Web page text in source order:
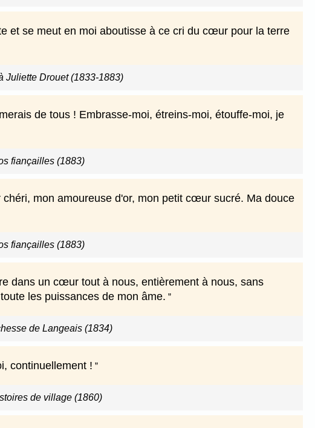
et se meut en moi aboutisse à ce cri du cœur pour la terre
Juliette Drouet (1833-1883)
de tous ! Embrasse-moi, étreins-moi, étouffe-moi, je
fiançailles (1883)
mon amoureuse d'or, mon petit cœur sucré. Ma douce
fiançailles (1883)
dans un cœur tout à nous, entièrement à nous, sans
les puissances de mon âme.
de Langeais (1834)
continuellement !
de village (1860)